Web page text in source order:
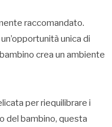
raccomandato.
unica di
crea un ambiente
per riequilibrare i
del bambino, questa